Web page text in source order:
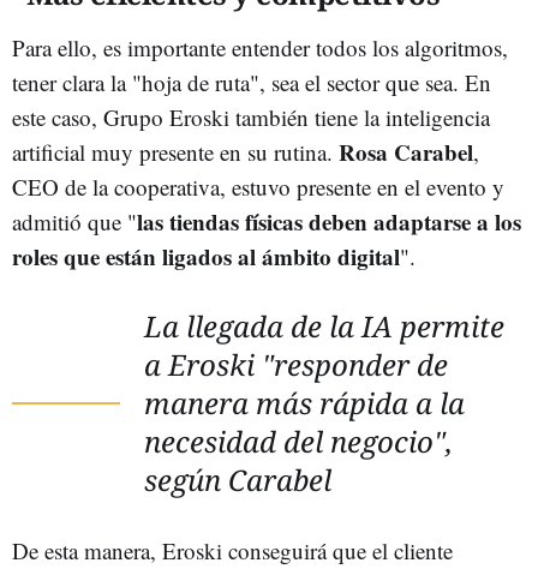
Para ello, es importante entender todos los algoritmos,
tener clara la "hoja de ruta", sea el sector que sea. En
este caso, Grupo Eroski también tiene la inteligencia
artificial muy presente en su rutina. Rosa Carabel,
CEO de la cooperativa, estuvo presente en el evento y
admitió que "las tiendas físicas deben adaptarse a los
roles que están ligados al ámbito digital".
La llegada de la IA permite
a Eroski "responder de
manera más rápida a la
necesidad del negocio",
según Carabel
De esta manera, Eroski conseguirá que el cliente